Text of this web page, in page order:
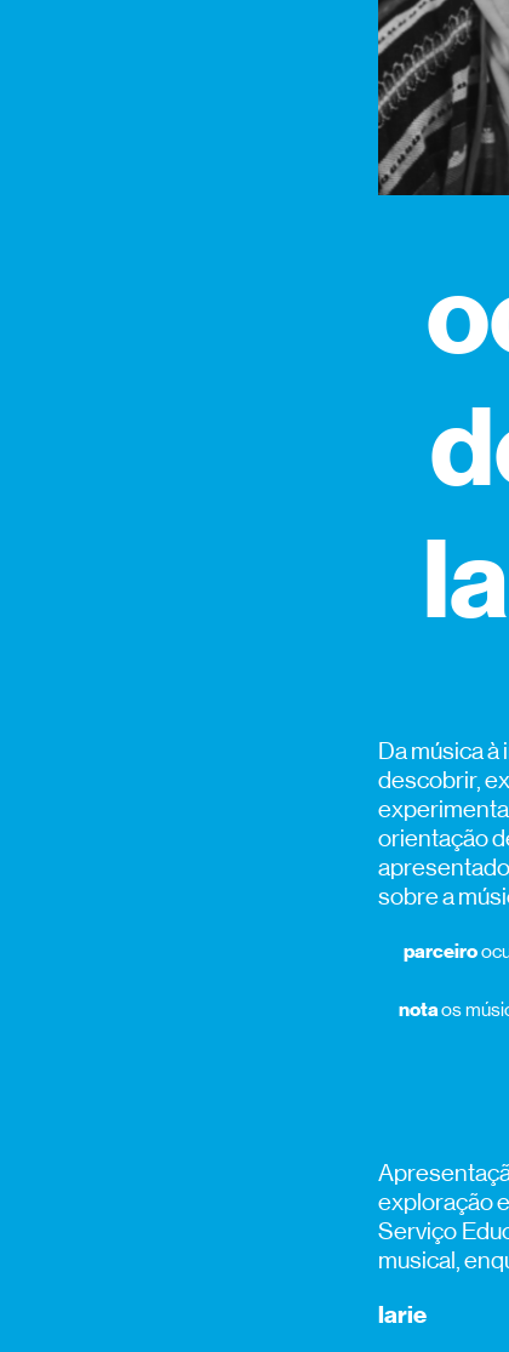
Da música
descobrir,
orientação
sobre a
parceiro
notaos
exploração
Serviço
musical,
larie